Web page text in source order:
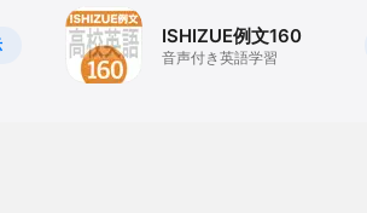
ISHIZUE例文160
音声付き英語学習